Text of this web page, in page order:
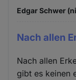
Edgar Schwer
Nach allen
Nach allen
gibt es keinen